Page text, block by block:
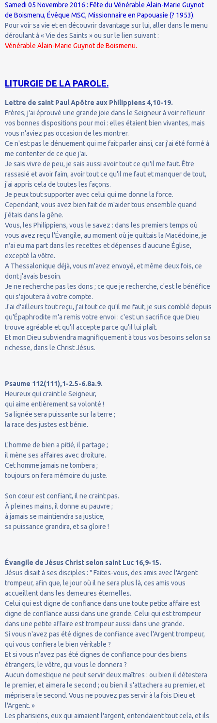
Samedi 05 Novembre 2016 : Fête du Vénérable Alain-Marie Guynot
de Boismenu, Évêque MSC, Missionnaire en Papouasie (? 1953).
Pour voir sa vie et en découvrir davantage sur lui, aller dans le menu
déroulant à « Vie des Saints » ou sur le lien suivant :
Vénérable Alain-Marie Guynot de Boismenu.
LITURGIE DE LA PAROLE.
Lettre de saint Paul Apôtre aux Philippiens 4,10-19.
Frères, j'ai éprouvé une grande joie dans le Seigneur à voir refleurir
vos bonnes dispositions pour moi : elles étaient bien vivantes, mais
vous n'aviez pas occasion de les montrer.
Ce n'est pas le dénuement qui me fait parler ainsi, car j'ai été formé à
me contenter de ce que j'ai.
Je sais vivre de peu, je sais aussi avoir tout ce qu'il me faut. Être
rassasié et avoir faim, avoir tout ce qu'il me faut et manquer de tout,
j'ai appris cela de toutes les façons.
Je peux tout supporter avec celui qui me donne la force.
Cependant, vous avez bien fait de m'aider tous ensemble quand
j'étais dans la gêne.
Vous, les Philippiens, vous le savez : dans les premiers temps où
vous avez reçu l'Évangile, au moment où je quittais la Macédoine, je
n'ai eu ma part dans les recettes et dépenses d'aucune Église,
excepté la vôtre.
A Thessalonique déjà, vous m'avez envoyé, et même deux fois, ce
dont j'avais besoin.
Je ne recherche pas les dons ; ce que je recherche, c'est le bénéfice
qui s'ajoutera à votre compte.
J'ai d'ailleurs tout reçu, j'ai tout ce qu'il me faut, je suis comblé depuis
qu'Épaphrodite m'a remis votre envoi : c'est un sacrifice que Dieu
trouve agréable et qu'il accepte parce qu'il lui plaît.
Et mon Dieu subviendra magnifiquement à tous vos besoins selon sa
richesse, dans le Christ Jésus.
Psaume 112(111),1-2.5-6.8a.9.
Heureux qui craint le Seigneur,
qui aime entièrement sa volonté !
Sa lignée sera puissante sur la terre ;
la race des justes est bénie.
L'homme de bien a pitié, il partage ;
il mène ses affaires avec droiture.
Cet homme jamais ne tombera ;
toujours on fera mémoire du juste.
Son cœur est confiant, il ne craint pas.
À pleines mains, il donne au pauvre ;
à jamais se maintiendra sa justice,
sa puissance grandira, et sa gloire !
Évangile de Jésus Christ selon saint Luc 16,9-15.
Jésus disait à ses disciples : " Faites-vous, des amis avec l'Argent
trompeur, afin que, le jour où il ne sera plus là, ces amis vous
accueillent dans les demeures éternelles.
Celui qui est digne de confiance dans une toute petite affaire est
digne de confiance aussi dans une grande. Celui qui est trompeur
dans une petite affaire est trompeur aussi dans une grande.
Si vous n'avez pas été dignes de confiance avec l'Argent trompeur,
qui vous confiera le bien véritable ?
Et si vous n'avez pas été dignes de confiance pour des biens
étrangers, le vôtre, qui vous le donnera ?
Aucun domestique ne peut servir deux maîtres : ou bien il détestera
le premier, et aimera le second ; ou bien il s'attachera au premier, et
méprisera le second. Vous ne pouvez pas servir à la fois Dieu et
l'Argent. »
Les pharisiens, eux qui aimaient l'argent, entendaient tout cela, et ils